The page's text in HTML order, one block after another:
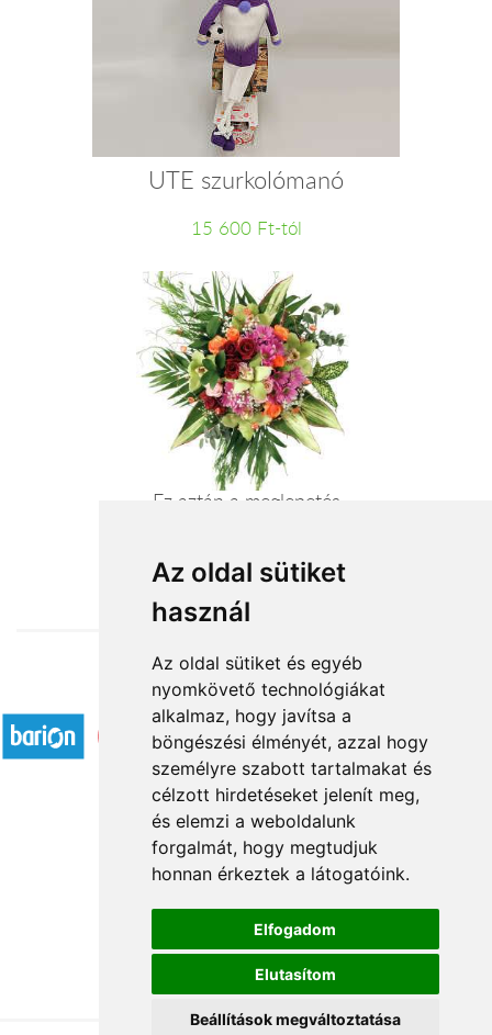
Az oldal sütiket
használ
Az oldal sütiket és egyéb
nyomkövető technológiákat
alkalmaz, hogy javítsa a
böngészési élményét, azzal hogy
személyre szabott tartalmakat és
célzott hirdetéseket jelenít meg,
és elemzi a weboldalunk
forgalmát, hogy megtudjuk
honnan érkeztek a látogatóink.
Elfogadom
Elutasítom
Beállítások megváltoztatása
UTE szurkolómanó
15 600 Ft-tól
Ez aztán a meglepetés
Elfogadott fizetési módok
Rólunk
Kapcsolat
Á.SZ.F.
Impresszum
Adatkezelési tájékoztató